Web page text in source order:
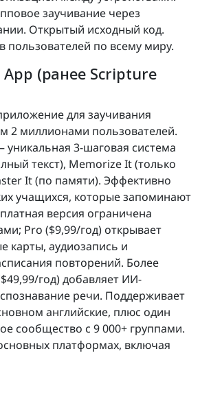
заучивание через
Открытый исходный код.
пользователей по всему миру.
(ранее Scripture
для заучивания
2 миллионами пользователей.
3-шаговая система
текст), Memorize It (только
It (по памяти). Эффективно
учащихся, которые запоминают
версия ограничена
Pro ($9,99/год) открывает
карты, аудиозапись и
повторений. Более
год) добавляет ИИ-
речи. Поддерживает
английские, плюс один
сообщество с 9 000+ группами.
платформах, включая